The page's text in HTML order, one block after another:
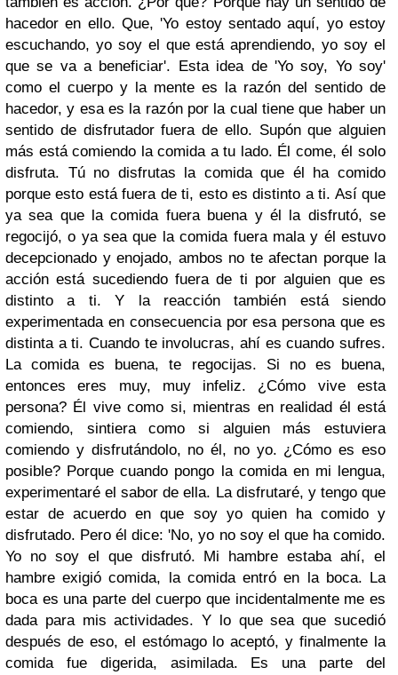
hacedor en ello. Que, 'Yo estoy sentado aquí, yo estoy
escuchando, yo soy el que está aprendiendo, yo soy el
que se va a beneficiar'. Esta idea de 'Yo soy, Yo soy'
como el cuerpo y la mente es la razón del sentido de
hacedor, y esa es la razón por la cual tiene que haber un
sentido de disfrutador fuera de ello. Supón que alguien
más está comiendo la comida a tu lado. Él come, él solo
disfruta. Tú no disfrutas la comida que él ha comido
porque esto está fuera de ti, esto es distinto a ti. Así que
ya sea que la comida fuera buena y él la disfrutó, se
regocijó, o ya sea que la comida fuera mala y él estuvo
decepcionado y enojado, ambos no te afectan porque la
acción está sucediendo fuera de ti por alguien que es
distinto a ti. Y la reacción también está siendo
experimentada en consecuencia por esa persona que es
distinta a ti. Cuando te involucras, ahí es cuando sufres.
La comida es buena, te regocijas. Si no es buena,
entonces eres muy, muy infeliz. ¿Cómo vive esta
persona? Él vive como si, mientras en realidad él está
comiendo, sintiera como si alguien más estuviera
comiendo y disfrutándolo, no él, no yo. ¿Cómo es eso
posible? Porque cuando pongo la comida en mi lengua,
experimentaré el sabor de ella. La disfrutaré, y tengo que
estar de acuerdo en que soy yo quien ha comido y
disfrutado. Pero él dice: 'No, yo no soy el que ha comido.
Yo no soy el que disfrutó. Mi hambre estaba ahí, el
hambre exigió comida, la comida entró en la boca. La
boca es una parte del cuerpo que incidentalmente me es
dada para mis actividades. Y lo que sea que sucedió
después de eso, el estómago lo aceptó, y finalmente la
comida fue digerida, asimilada. Es una parte del